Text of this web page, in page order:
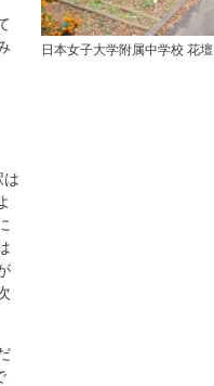
日本女子大学附属中学校 花壇
は